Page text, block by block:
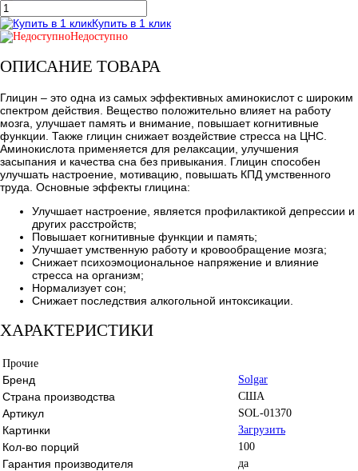
Купить в 1 клик
Недоступно
ОПИСАНИЕ ТОВАРА
Глицин – это одна из самых эффективных аминокислот с широким
спектром действия. Вещество положительно влияет на работу
мозга, улучшает память и внимание, повышает когнитивные
функции. Также глицин снижает воздействие стресса на ЦНС.
Аминокислота применяется для релаксации, улучшения
засыпания и качества сна без привыкания. Глицин способен
улучшать настроение, мотивацию, повышать КПД умственного
труда. Основные эффекты глицина:
Улучшает настроение, является профилактикой депрессии и
других расстройств;
Повышает когнитивные функции и память;
Улучшает умственную работу и кровообращение мозга;
Снижает психоэмоциональное напряжение и влияние
стресса на организм;
Нормализует сон;
Снижает последствия алкогольной интоксикации.
ХАРАКТЕРИСТИКИ
Прочие
Бренд Solgar
Страна производства США
Артикул SOL-01370
Картинки Загрузить
Кол-во порций 100
Гарантия производителя да